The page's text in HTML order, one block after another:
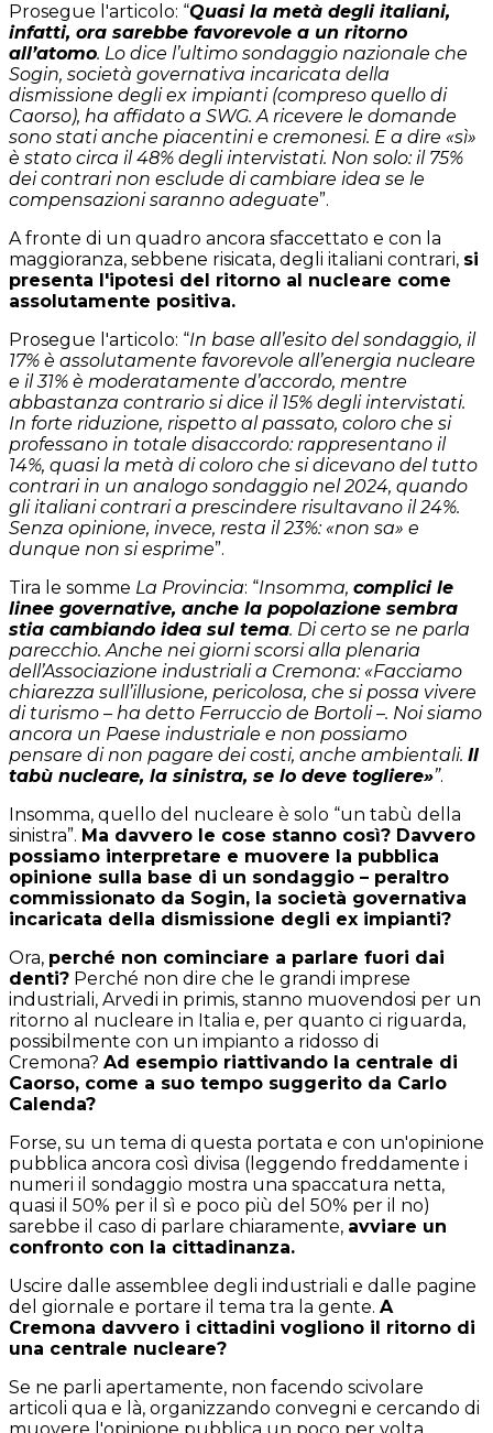
Prosegue l'articolo: “Quasi la metà degli italiani,
infatti, ora sarebbe favorevole a un ritorno
all’atomo. Lo dice l’ultimo sondaggio nazionale che
Sogin, società governativa incaricata della
dismissione degli ex impianti (compreso quello di
Caorso), ha affidato a SWG. A ricevere le domande
sono stati anche piacentini e cremonesi. E a dire «sì»
è stato circa il 48% degli intervistati. Non solo: il 75%
dei contrari non esclude di cambiare idea se le
compensazioni saranno adeguate”.
A fronte di un quadro ancora sfaccettato e con la
maggioranza, sebbene risicata, degli italiani contrari, si
presenta l'ipotesi del ritorno al nucleare come
assolutamente positiva.
Prosegue l'articolo: “In base all’esito del sondaggio, il
17% è assolutamente favorevole all’energia nucleare
e il 31% è moderatamente d’accordo, mentre
abbastanza contrario si dice il 15% degli intervistati.
In forte riduzione, rispetto al passato, coloro che si
professano in totale disaccordo: rappresentano il
14%, quasi la metà di coloro che si dicevano del tutto
contrari in un analogo sondaggio nel 2024, quando
gli italiani contrari a prescindere risultavano il 24%.
Senza opinione, invece, resta il 23%: «non sa» e
dunque non si esprime”.
Tira le somme La Provincia: “Insomma, complici le
linee governative, anche la popolazione sembra
stia cambiando idea sul tema. Di certo se ne parla
parecchio. Anche nei giorni scorsi alla plenaria
dell’Associazione industriali a Cremona: «Facciamo
chiarezza sull’illusione, pericolosa, che si possa vivere
di turismo – ha detto Ferruccio de Bortoli –. Noi siamo
ancora un Paese industriale e non possiamo
pensare di non pagare dei costi, anche ambientali. Il
tabù nucleare, la sinistra, se lo deve togliere»”.
Insomma, quello del nucleare è solo “un tabù della
sinistra”. Ma davvero le cose stanno così? Davvero
possiamo interpretare e muovere la pubblica
opinione sulla base di un sondaggio – peraltro
commissionato da Sogin, la società governativa
incaricata della dismissione degli ex impianti?
Ora, perché non cominciare a parlare fuori dai
denti? Perché non dire che le grandi imprese
industriali, Arvedi in primis, stanno muovendosi per un
ritorno al nucleare in Italia e, per quanto ci riguarda,
possibilmente con un impianto a ridosso di
Cremona? Ad esempio riattivando la centrale di
Caorso, come a suo tempo suggerito da Carlo
Calenda?
Forse, su un tema di questa portata e con un'opinione
pubblica ancora così divisa (leggendo freddamente i
numeri il sondaggio mostra una spaccatura netta,
quasi il 50% per il sì e poco più del 50% per il no)
sarebbe il caso di parlare chiaramente, avviare un
confronto con la cittadinanza.
Uscire dalle assemblee degli industriali e dalle pagine
del giornale e portare il tema tra la gente. A
Cremona davvero i cittadini vogliono il ritorno di
una centrale nucleare?
Se ne parli apertamente, non facendo scivolare
articoli qua e là, organizzando convegni e cercando di